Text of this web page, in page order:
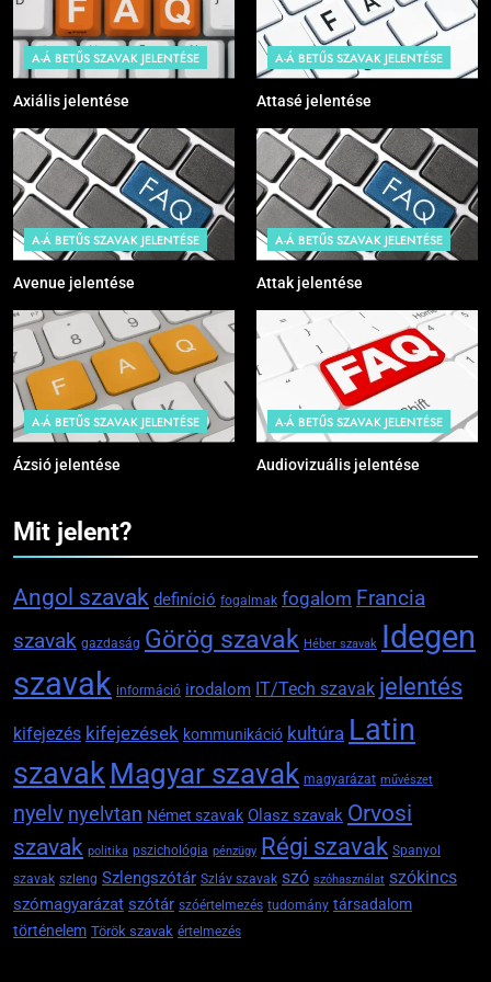
A-Á BETŰS SZAVAK JELENTÉSE
Axiális jelentése
A-Á BETŰS SZAVAK JELENTÉSE
Attasé jelentése
A-Á BETŰS SZAVAK JELENTÉSE
Avenue jelentése
A-Á BETŰS SZAVAK JELENTÉSE
Attak jelentése
A-Á BETŰS SZAVAK JELENTÉSE
Ázsió jelentése
A-Á BETŰS SZAVAK JELENTÉSE
Audiovizuális jelentése
Mit jelent?
Angol szavak definíció fogalmak fogalom Francia
szavak gazdaság Görög szavak Héber szavak Idegen
szavak információ irodalom IT/Tech szavak jelentés
kifejezés kifejezések kommunikáció kultúra Latin
szavak Magyar szavak magyarázat művészet
nyelv nyelvtan Német szavak Olasz szavak Orvosi
szavak politika pszichológia pénzügy Régi szavak Spanyol
szavak szleng Szlengszótár Szláv szavak szó szóhasználat szókincs
szómagyarázat szótár szóértelmezés tudomány társadalom
történelem Török szavak értelmezés